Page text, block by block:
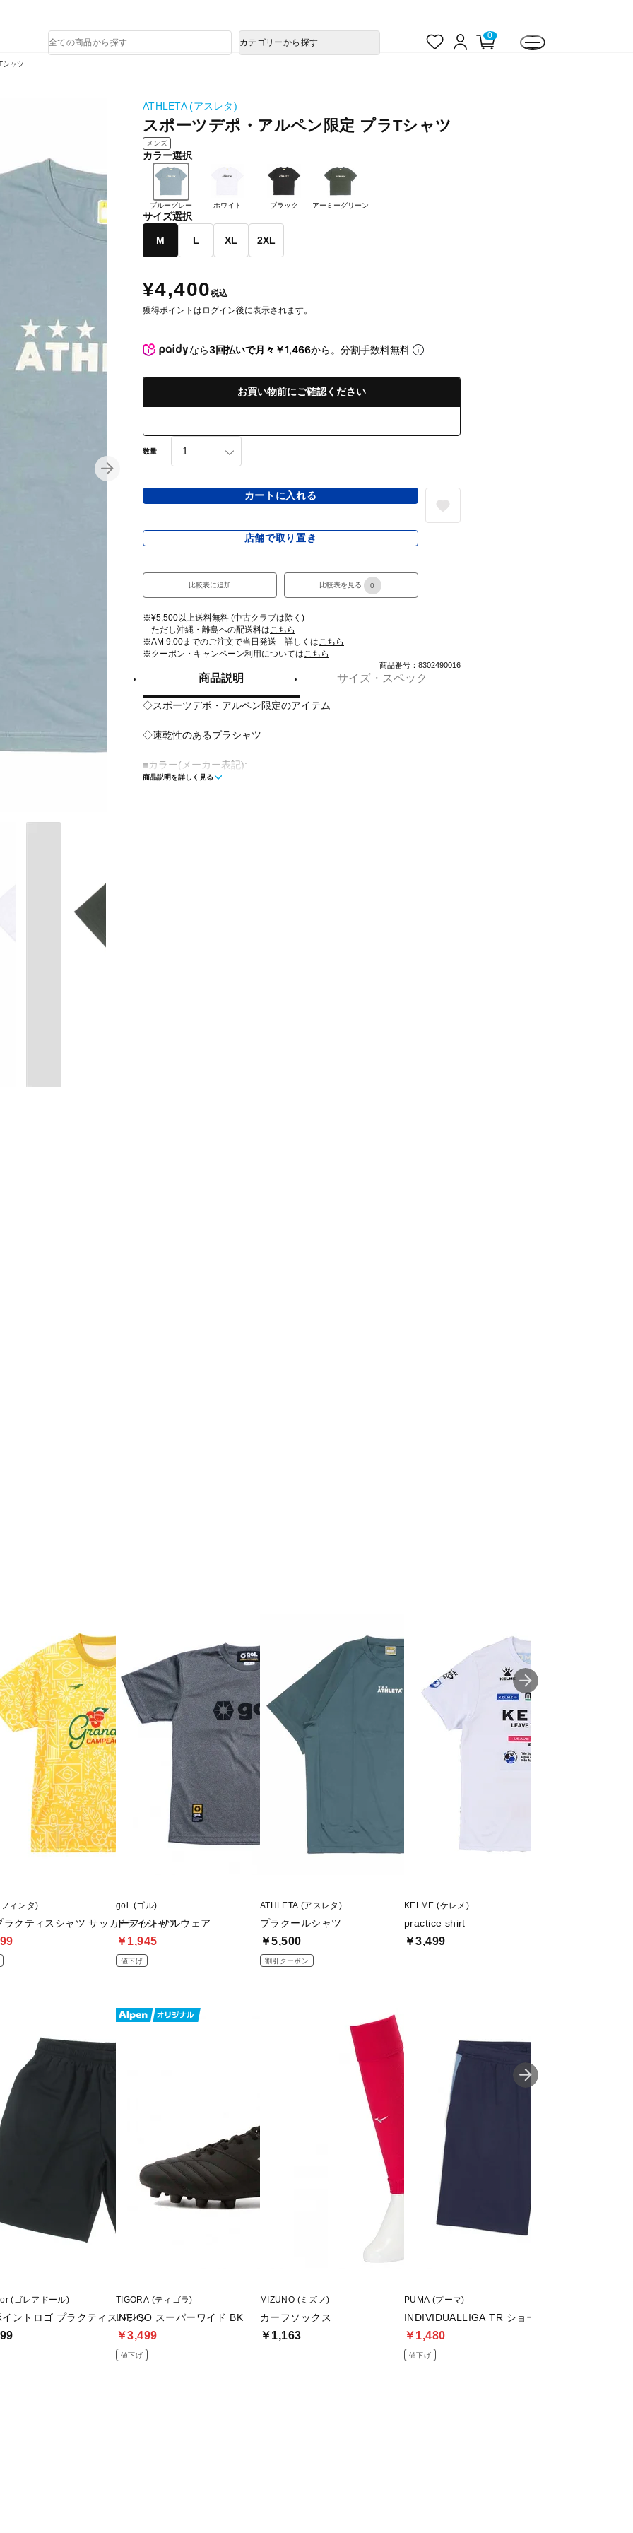
ロ
0
品
検
カテゴリーから探す
シャツ
ATHLETA (アスレタ)
スポーツデポ・アルペン限定 プラTシャツ
メンズ
カラー選択
ブルーグレー ホワイト ブラック アーミーグリーン
サイズ選択
M L XL 2XL
¥4,400税込
獲得ポイントはログイン後に表示されます。
なら3回払いで月々￥1,466から。分割手数料無料
お買い物前にご確認ください
数量
カートに入れる
店舗で取り置き
比較表に追加 比較表を見る 0
※¥5,500以上送料無料 (中古クラブは除く)
ただし沖縄・離島への配送料はこちら
※AM 9:00までのご注文で当日発送 詳しくはこちら
※クーポン・キャンペーン利用についてはこちら
商品番号：8302490016
商品説明 サイズ・スペック
◇スポーツデポ・アルペン限定のアイテム
◇速乾性のあるプラシャツ
■カラー(メーカー表記):
ホワイト(10:WHT)
商品説明を詳しく見る
ィンタ)
ラクティスシャツ サッカーフットサルウェア
gol. (ゴル)
ドライシャツ
￥1,945
値下げ
ATHLETA (アスレタ)
プラクールシャツ
￥5,500
割引クーポン
KELME (ケレメ)
practice shirt
￥3,499
(ゴレアドール)
イントロゴ プラクティスパンツ
TIGORA (ティゴラ)
INFIGO スーパーワイド BK
￥3,499
値下げ
MIZUNO (ミズノ)
カーフソックス
￥1,163
PUMA (プーマ)
INDIVIDUALLIGA TR ショーツ 2 OP
￥1,480
値下げ